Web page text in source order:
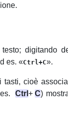
digitando
es. «Ctrl+C».
cioè
Ctrl + C)